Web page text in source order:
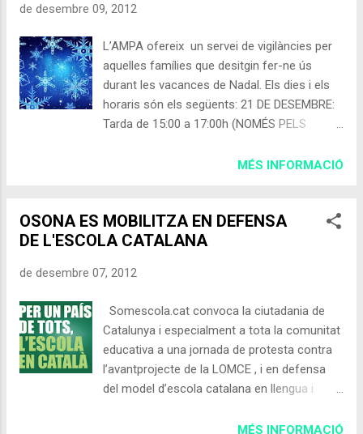
D’EXTRAESCOLARS BABY-GYM I
que actuaran hauran de ser a l’escola a les
16:30h . Si algun alumne dels que han
d’actuar no pot ser-hi el dia de la Festa cal
que avisi als monitors. UN COP ACABADES
LES EXHIBICIONS... Hi haurà la possibilitat de
TIONS TALLER DE FANALETS TALLER
BERENAR PER A TOTHOM amb coca per
cortesia del Font Sant Jordi . Es con...
de desembre 09, 2012
L’AMPA ofereix un servei de vigilàncies per
aquelles famílies que desitgin fer-ne ús
durant les vacances de Nadal. Els dies i els
horaris són els següents: 21 DE DESEMBRE:
Tarda de 15:00 a 17:00h (NOMÉS PELS
MENJADOR AQUELL DIA). Recordeu que el
DESEMBRE: Matins de ¾ de 8 a 13:00h Preu:
6 €/dia 2, 3, 4 i 7 DE GENER: Matins de ¾ de
servei es carregarà al vostre compte. Les
AQUEST IMPRÈS i dipositar-lo a la bústia de
l’AMPA abans del dia 19 de desembre .
Junta de l'AMPA
MÉS INFORMACIÓ
OSONA ES MOBILITZA EN DEFENSA
DE L'ESCOLA CATALANA
de desembre 07, 2012
Somescola.cat convoca la ciutadania de
Catalunya i especialment a tota la comunitat
educativa a una jornada de protesta contra
l’avantprojecte de la LOMCE , i en defensa
del model d’escola catalana en llengua i
coincidint amb la commemoració del Dia
MÉS INFORMACIÓ